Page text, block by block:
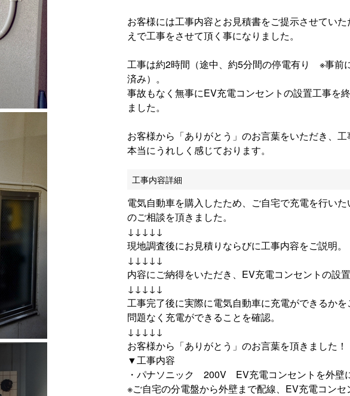
お客様には工事内容とお見積書をご提示させていた
えで工事をさせて頂く事になりました。
工事は約2時間（途中、約5分間の停電有り ※事前
済み）。
事故もなく無事にEV充電コンセントの設置工事を
ました。
お客様から「ありがとう」のお言葉をいただき、工
本当にうれしく感じております。
工事内容詳細
電気自動車を購入したため、ご自宅で充電を行い
のご相談を頂きました。
↓↓↓↓↓
現地調査後にお見積りならびに工事内容をご説明。
↓↓↓↓↓
内容にご納得をいただき、EV充電コンセントの設置
↓↓↓↓↓
工事完了後に実際に電気自動車に充電ができるかを
問題なく充電ができることを確認。
↓↓↓↓↓
お客様から「ありがとう」のお言葉を頂きました！
▼工事内容
・パナソニック 200V EV充電コンセントを外壁
※ご自宅の分電盤から外壁まで配線、EV充電コンセ